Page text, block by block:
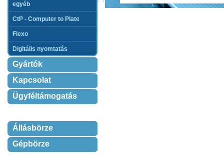
egyéb
CtP - Computer to Plate
Flexo
Digitális nyomtatás
Gyártók
Kapcsolat
Ügyféltámogatás
Állásbörze
Gépbörze